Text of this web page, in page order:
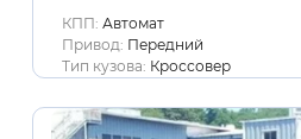
КПП: Автомат
Привод: Передний
Тип кузова: Кроссовер